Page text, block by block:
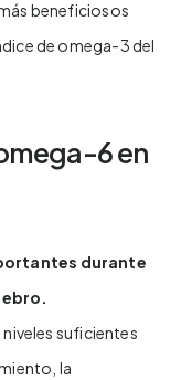
beneficiosos
de omega-3 del
6 en
durante
suficientes
la